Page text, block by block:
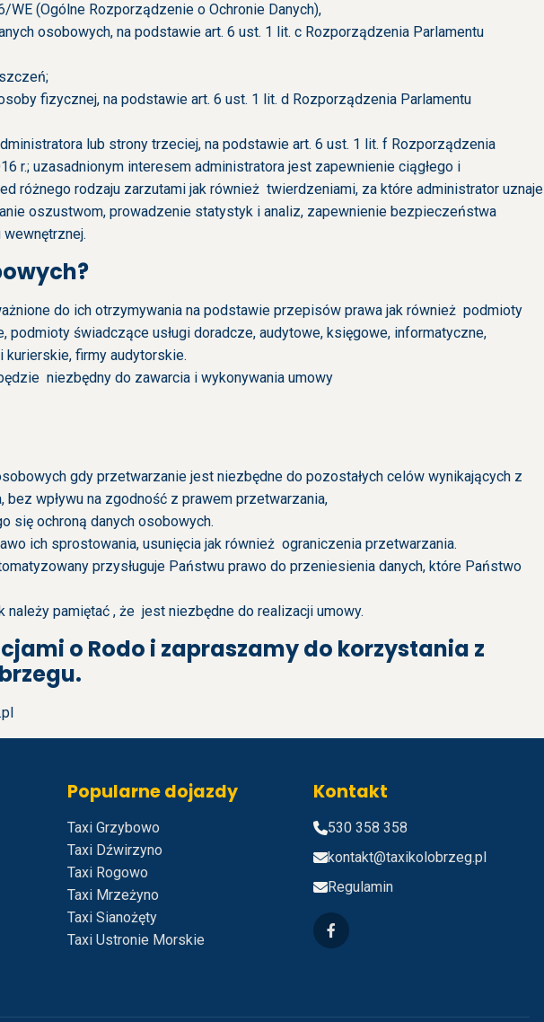
(Ogólne Rozporządzenie o Ochronie Danych),
osobowych, na podstawie art. 6 ust. 1 lit. c Rozporządzenia Parlamentu
fizycznej, na podstawie art. 6 ust. 1 lit. d Rozporządzenia Parlamentu
lub strony trzeciej, na podstawie art. 6 ust. 1 lit. f Rozporządzenia
r.; uzasadnionym interesem administratora jest zapewnienie ciągłego i
różnego rodzaju zarzutami jak również twierdzeniami, za które administrator uznaje
oszustwom, prowadzenie statystyk i analiz, zapewnienie bezpieczeństwa
do ich otrzymywania na podstawie przepisów prawa jak również podmioty
świadczące usługi doradcze, audytowe, księgowe, informatyczne,
firmy audytorskie.
niezbędny do zawarcia i wykonywania umowy
gdy przetwarzanie jest niezbędne do pozostałych celów wynikających z
wpływu na zgodność z prawem przetwarzania,
się ochroną danych osobowych.
ich sprostowania, usunięcia jak również ograniczenia przetwarzania.
przysługuje Państwu prawo do przeniesienia danych, które Państwo
pamiętać , że jest niezbędne do realizacji umowy.
o Rodo i zapraszamy do korzystania z
Popularne dojazdy
Taxi Grzybowo
Taxi Dźwirzyno
Taxi Rogowo
Taxi Mrzeżyno
Taxi Sianożęty
Taxi Ustronie Morskie
Kontakt
530 358 358
kontakt@taxikolobrzeg.pl
Regulamin